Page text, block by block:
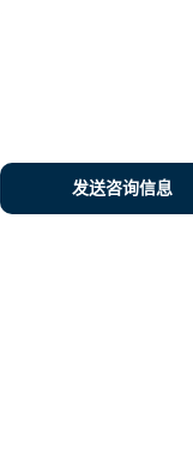
发送咨询信息